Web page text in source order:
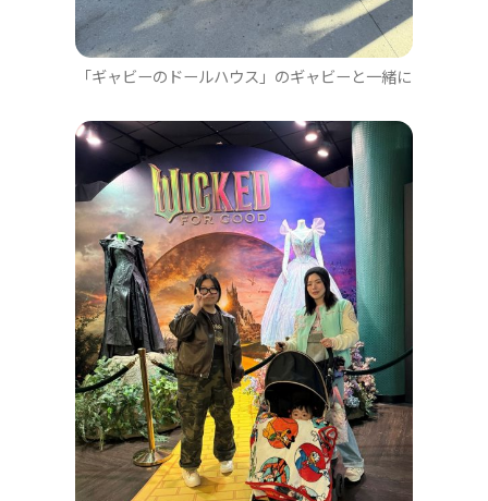
「ギャビーのドールハウス」のギャビーと一緒に